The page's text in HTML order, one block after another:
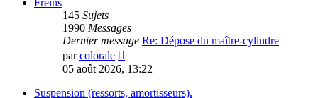
Freins
145 Sujets
1990 Messages
Dernier message Re: Dépose du maître-cylindre
parcolorale
le
message
05 août 2026, 13:22
Suspension (ressorts, amortisseurs).